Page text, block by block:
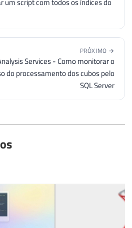
PRÓXIMO →
Services - Como monitorar o
do processamento dos cubos pelo
SQL Server